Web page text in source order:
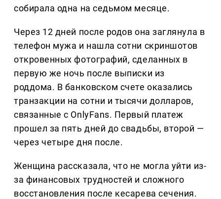
собирала одна на седьмом месяце.
Через 12 дней после родов она заглянула в
телефон мужа и нашла сотни скриншотов
откровенных фотографий, сделанных в
первую же ночь после выписки из
роддома. В банковском счете оказались
транзакции на сотни и тысячи долларов,
связанные с OnlyFans. Первый платеж
прошел за пять дней до свадьбы, второй —
через четыре дня после.
Женщина рассказала, что не могла уйти из-
за финансовых трудностей и сложного
восстановления после кесарева сечения.